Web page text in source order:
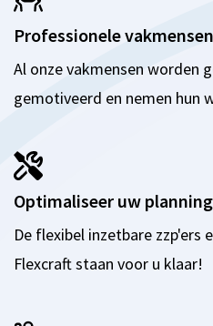
Professionele vakmensen
Al onze vakmensen worden
gemotiveerd en nemen hun
Optimaliseer uw planning
De flexibel inzetbare zzp'ers
Flexcraft staan voor u klaar!